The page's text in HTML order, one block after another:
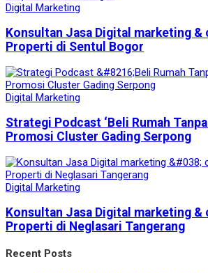
Digital Marketing
Konsultan Jasa Digital marketing &
Properti di Sentul Bogor
Digital Marketing
Strategi Podcast ‘Beli Rumah
Promosi Cluster Gading Serpong
Digital Marketing
Konsultan Jasa Digital marketing &
Properti di Neglasari Tangerang
Recent Posts